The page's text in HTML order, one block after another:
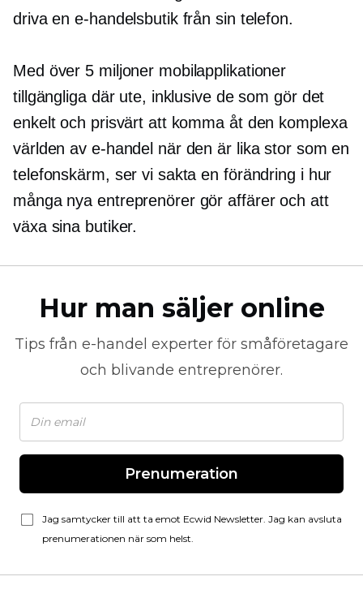
driva en e-handelsbutik från sin telefon.
Med över 5 miljoner mobilapplikationer
tillgängliga där ute, inklusive de som gör det
enkelt och prisvärt att komma åt den komplexa
världen av e-handel när den är lika stor som en
telefonskärm, ser vi sakta en förändring i hur
många nya entreprenörer gör affärer och att
växa sina butiker.
Hur man säljer online
Tips från e-handel experter för småföretagare
och blivande entreprenörer.
Prenumeration
Jag samtycker till att ta emot Ecwid Newsletter. Jag kan avsluta
prenumerationen när som helst.